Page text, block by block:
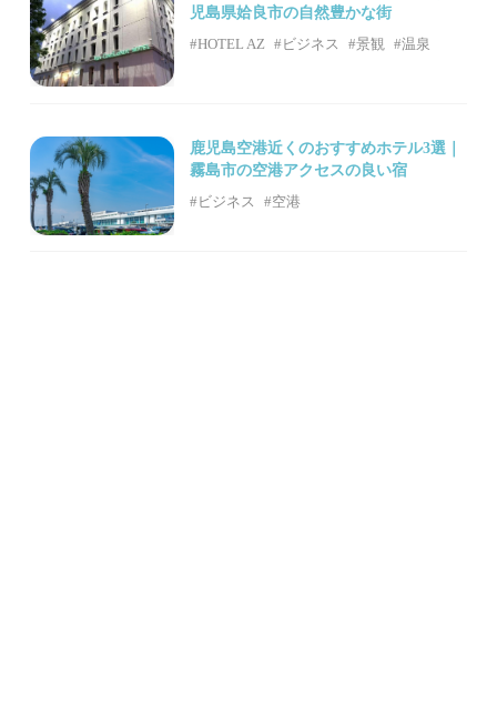
児島県姶良市の自然豊かな街
#HOTEL AZ #ビジネス #景観 #温泉
鹿児島空港近くのおすすめホテル3選｜
霧島市の空港アクセスの良い宿
#ビジネス #空港